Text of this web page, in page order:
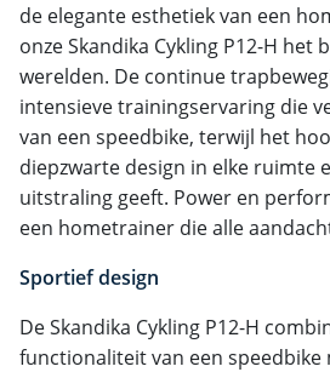
de elegante esthetiek van een
onze Skandika Cykling P12-H het
werelden. De continue
intensieve trainingservaring die
van een speedbike, terwijl het
diepzwarte design in elke ruimte
uitstraling geeft. Power en
een hometrainer die alle
Sportief design
De Skandika Cykling P12-H
functionaliteit van een speedbike